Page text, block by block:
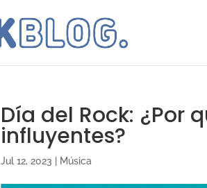
Día del Rock: ¿Por
influyentes?
Jul 12, 2023 Música